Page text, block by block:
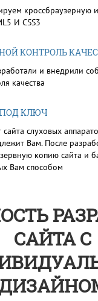
кроссбраузерную
И CSS3
КОНТРОЛЬ
и внедрили
качества
КЛЮЧ
сайта слуховых
Вам. После
копию сайта и
Вам способом
САЙТА С